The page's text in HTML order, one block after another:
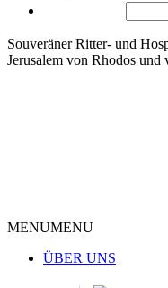
Souveräner Ritter- und
Jerusalem von Rhodos und
MENUMENU
ÜBER UNS